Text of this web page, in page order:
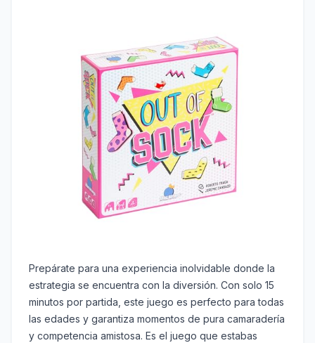
Prepárate para una experiencia inolvidable donde la
estrategia se encuentra con la diversión. Con solo 15
minutos por partida, este juego es perfecto para todas
las edades y garantiza momentos de pura camaradería
y competencia amistosa. Es el juego que estabas